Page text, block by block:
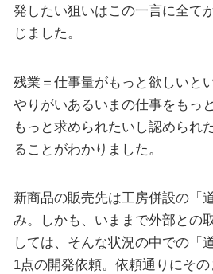
発したい狙いはこの一言に全て
じました。
残業＝仕事量がもっと欲しいと
やりがいあるいまの仕事をもっ
もっと求められたいし認められ
ることがわかりました。
新商品の販売先は工房併設の「
み。しかも、いままで外部との
しては、そんな状況の中での「
1点の開発依頼。依頼通りにそ